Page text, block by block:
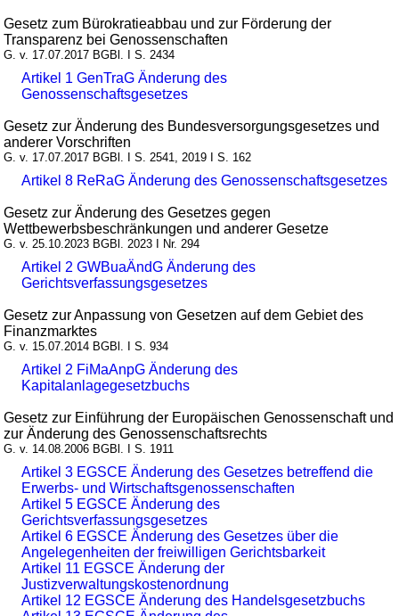
Gesetz zum Bürokratieabbau und zur Förderung der
Transparenz bei Genossenschaften
G. v. 17.07.2017 BGBl. I S. 2434
Artikel 1 GenTraG Änderung des
Genossenschaftsgesetzes
Gesetz zur Änderung des Bundesversorgungsgesetzes und
anderer Vorschriften
G. v. 17.07.2017 BGBl. I S. 2541, 2019 I S. 162
Artikel 8 ReRaG Änderung des Genossenschaftsgesetzes
Gesetz zur Änderung des Gesetzes gegen
Wettbewerbsbeschränkungen und anderer Gesetze
G. v. 25.10.2023 BGBl. 2023 I Nr. 294
Artikel 2 GWBuaÄndG Änderung des
Gerichtsverfassungsgesetzes
Gesetz zur Anpassung von Gesetzen auf dem Gebiet des
Finanzmarktes
G. v. 15.07.2014 BGBl. I S. 934
Artikel 2 FiMaAnpG Änderung des
Kapitalanlagegesetzbuchs
Gesetz zur Einführung der Europäischen Genossenschaft und
zur Änderung des Genossenschaftsrechts
G. v. 14.08.2006 BGBl. I S. 1911
Artikel 3 EGSCE Änderung des Gesetzes betreffend die
Erwerbs- und Wirtschaftsgenossenschaften
Artikel 5 EGSCE Änderung des
Gerichtsverfassungsgesetzes
Artikel 6 EGSCE Änderung des Gesetzes über die
Angelegenheiten der freiwilligen Gerichtsbarkeit
Artikel 11 EGSCE Änderung der
Justizverwaltungskostenordnung
Artikel 12 EGSCE Änderung des Handelsgesetzbuchs